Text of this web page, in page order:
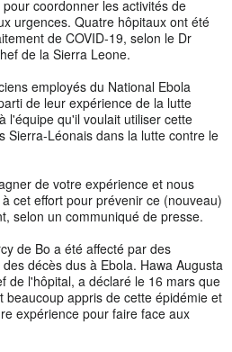
coordonner les activités de
urgences. Quatre hôpitaux ont été
de COVID-19, selon le Dr
de la Sierra Leone.
employés du National Ebola
de leur expérience de la lutte
l'équipe qu'il voulait utiliser cette
Sierra-Léonais dans la lutte contre le
de votre expérience et nous
cet effort pour prévenir ce (nouveau)
selon un communiqué de presse.
de Bo a été affecté par des
décès dus à Ebola. Hawa Augusta
de l'hôpital, a déclaré le 16 mars que
beaucoup appris de cette épidémie et
expérience pour faire face aux